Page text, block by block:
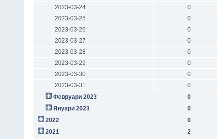
2023-03-24
0
2023-03-25
0
2023-03-26
0
2023-03-27
0
2023-03-28
0
2023-03-29
0
2023-03-30
0
2023-03-31
0
Февруари 2023
0
Януари 2023
0
2022
0
2021
2